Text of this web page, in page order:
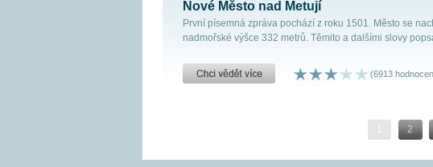
Nové Město nad Metují
První písemná zpráva pochází z roku 1501. Město se
nadmořské výšce 332 metrů. Těmito a dalšími slovy
(6913
1 2